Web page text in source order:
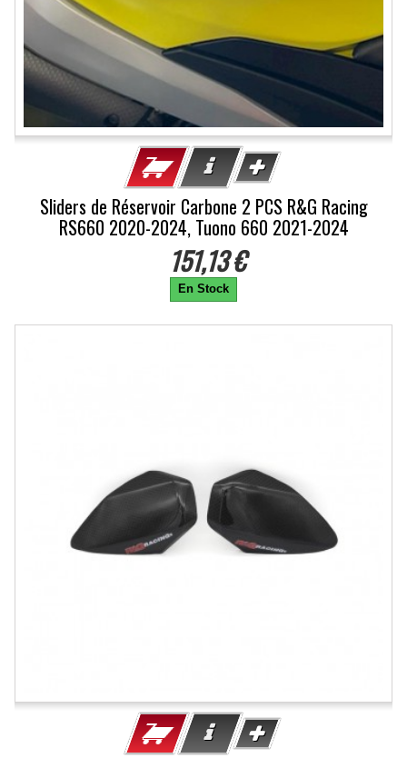
Sliders de Réservoir Carbone 2 PCS R&G Racing
RS660 2020-2024, Tuono 660 2021-2024
151,13 €
En Stock